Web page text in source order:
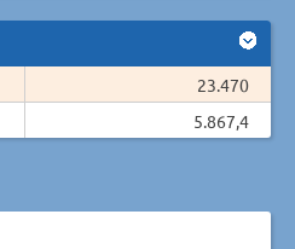
23.470
5.867,4